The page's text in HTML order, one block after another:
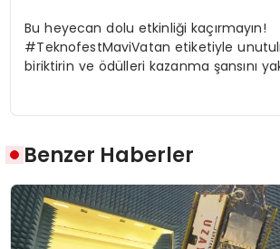
Bu heyecan dolu etkinliği kaçırmayın!
#TeknofestMaviVatan etiketiyle
biriktirin ve ödülleri kazanma şansını
Benzer Haberler